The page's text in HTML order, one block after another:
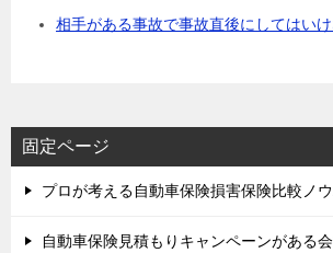
相手がある事故で事故直後にしてはい
固定ページ
プロが考える自動車保険損害保険比較ノウ
自動車保険見積もりキャンペーンがある